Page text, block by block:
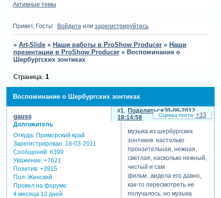
Активные темы
Привет, Гость! Войдите или зарегистрируйтесь.
» Art-Slide » Наши работы в ProShow Producer » Наши
презентации в ProShow Producer » Воспоминание о
Шербургских зонтиках
Воспоминание о Шербургских зонтиках
Страница: 1
Поделиться
1
30-06-2012
18:14:58
gauss
Долгожитель
Откуда:Приморский край
Зарегистрирован: 16-03-2011
Сообщений:6399
Уважение: +7621
Позитив: +3915
Пол:Женский
Провел на форуме:
4 месяца 12 дней
музыка из шербургских
зонтиков настолько
пронзительная, нежная,
светлая, насколько нежный,
чистый и сам
фильм...видела его давно,
как-то пересмотреть не
получалось, но музыка
+33